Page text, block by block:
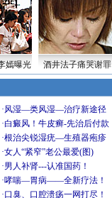
嫣曝光 酒井法子痛哭谢罪